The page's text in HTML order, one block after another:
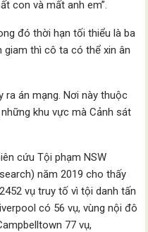
con và mất anh em”.
đó thời hạn tối thiểu là ba
giam thì cô ta có thể xin ân
ra án mạng. Nơi này thuộc
khu vực mà Cảnh sát
cứu Tội phạm NSW
năm 2019 cho thấy
vụ truy tố vì tội danh tấn
có 56 vụ, vùng nội đô
77 vụ,